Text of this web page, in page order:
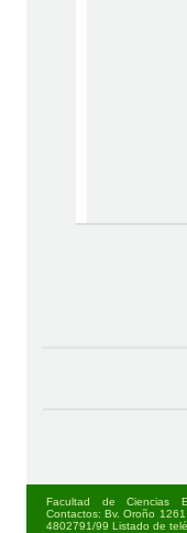
Facultad de Ciencias
Contactos: Bv. Oroño
4802791/99 Listado de